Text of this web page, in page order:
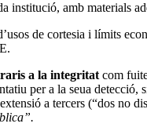
institució, amb materials
de cortesia i límits
a la integritat com
per a la seua detecció,
a tercers (“dos no